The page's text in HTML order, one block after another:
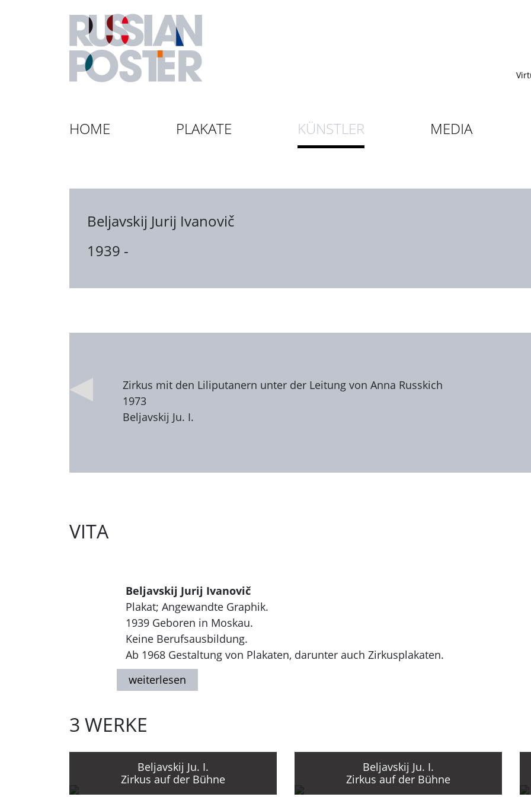
HOME PLAKATE KÜNSTLER MEDIA
Beljavskij Jurij Ivanovič
1939 -
Zirkus mit den Liliputanern unter der Leitung von Anna Russkich
1973
Beljavskij Ju. I.
VITA
Beljavskij Jurij Ivanovič
Plakat; Angewandte Graphik.
1939 Geboren in Moskau.
Keine Berufsausbildung.
Ab 1968 Gestaltung von Plakaten, darunter auch Zirkusplakaten.
Lebt zur Zeit im Ausland.
3 WERKE
Beljavskij Ju. I.
Zirkus auf der Bühne
Beljavskij Ju. I.
Zirkus auf der Bühne